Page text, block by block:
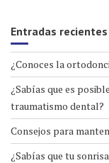
Entradas recientes
¿Conoces la
¿Sabías que es
traumatismo dental?
Consejos para
¿Sabías que tu